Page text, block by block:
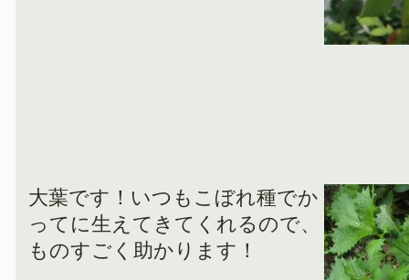
大葉です！いつもこぼれ種でか
ってに生えてきてくれるので、
ものすごく助かります！